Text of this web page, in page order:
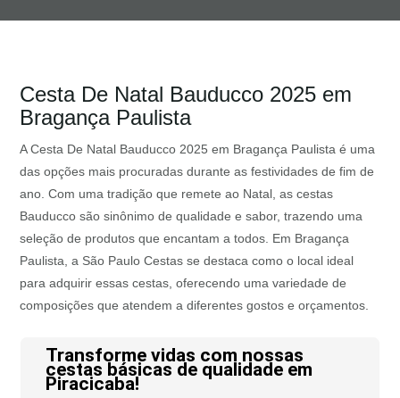
Cesta De Natal Bauducco 2025 em
Bragança Paulista
A Cesta De Natal Bauducco 2025 em Bragança Paulista é uma
das opções mais procuradas durante as festividades de fim de
ano. Com uma tradição que remete ao Natal, as cestas
Bauducco são sinônimo de qualidade e sabor, trazendo uma
seleção de produtos que encantam a todos. Em Bragança
Paulista, a São Paulo Cestas se destaca como o local ideal
para adquirir essas cestas, oferecendo uma variedade de
composições que atendem a diferentes gostos e orçamentos.
Transforme vidas com nossas
cestas básicas de qualidade em
Piracicaba!